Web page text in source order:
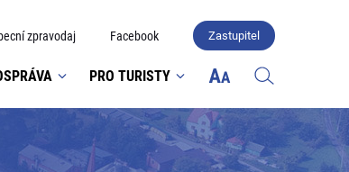
zpravodaj Facebook Zastupitel
PRO TURISTY